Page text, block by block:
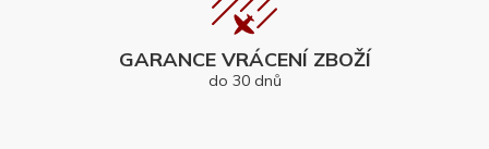
GARANCE VRÁCENÍ ZBOŽÍ
do 30 dnů